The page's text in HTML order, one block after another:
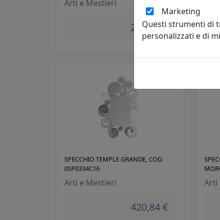
Arti e Mestieri
284,05 €
SPECCHIO TEMPLE GRANDE, COD.
0SP0334C16
Arti e Mestieri
420,84 €
Arti
Marketing
Questi strumenti di
personalizzati e di